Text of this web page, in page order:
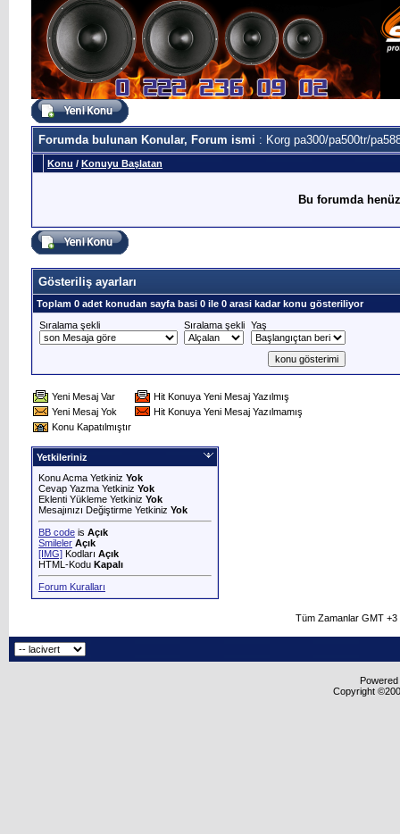
Forumda bulunan Konular, Forum ismi : Korg pa300/pa500tr/
Konu / Konuyu Başlatan
Bu forumda
Gösteriliş ayarları
Toplam 0 adet konudan sayfa basi 0 ile 0 arasi kadar konu gösteriliyor
Sıralama şekli
Sıralama şekli Yaş
Yeni Mesaj Var
Hit Konuya Yeni Mesaj Yazılmış
Yeni Mesaj Yok
Hit Konuya Yeni Mesaj Yazılmamış
Konu Kapatılmıştır
Yetkileriniz
Konu Acma Yetkiniz Yok
Cevap Yazma Yetkiniz Yok
Eklenti Yükleme Yetkiniz Yok
Mesajınızı Değiştirme Yetkiniz Yok
BB code is Açık
Smileler Açık
[IMG] Kodları Açık
HTML-Kodu Kapalı
Forum Kuralları
Tüm Zamanlar GMT
Copyright